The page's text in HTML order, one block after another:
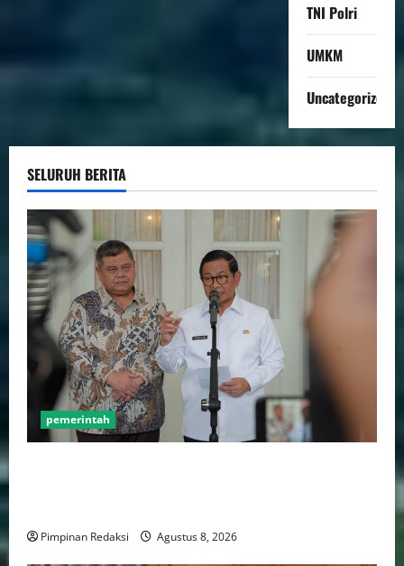
TNI Polri
UMKM
Uncategorized
SELURUH BERITA
pemerintah
Pimpinan Redaksi Agustus 8, 2026